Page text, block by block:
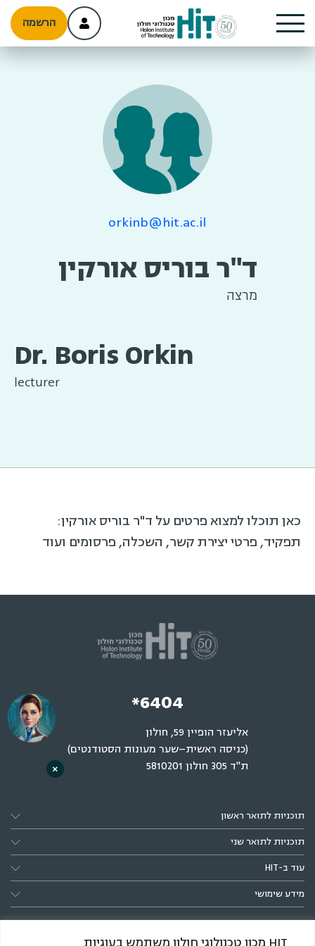
הרשמה
orkinb@hit.ac.il
ד"ר בוריס אורקין
מרצה
Dr. Boris Orkin
lecturer
כאן תוכלו למצוא פרטים על ד"ר בוריס אורקין:
תפקיד, פרטי יצירת קשר, השכלה, פרסומים ועוד
*6404
אליעזר הופיין 59, חולון
(כניסה ראשית–שער מעונות הסטודנטים)
ת"ד 305 חולון 5810201
תוכניות לתואר ראשון
תוכניות לתואר שני
עוד ב-HIT
מידע שימושי
×